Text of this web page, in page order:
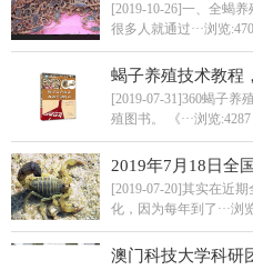
少？
[2019-10-26]一、全蝎
很多人就通过···浏览
蝎子养殖技术教程
全
[2019-07-31]360蝎子养
殖图书。 《···浏览:4287
2019年7月18日全
[2019-07-20]其实在近
化，因为每年到了···浏
澳门科技大学科研